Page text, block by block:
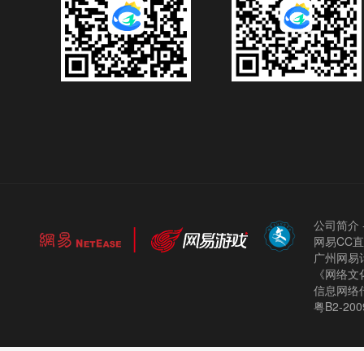
公司简介
网易CC
广州网
《网络
信息网络
粤B2-